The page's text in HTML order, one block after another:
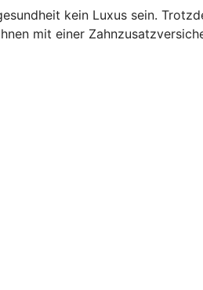
kein Luxus sein.
mit einer